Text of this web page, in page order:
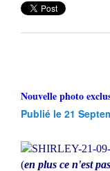
Nouvelle photo
Publié le 21
(en plus ce n'est